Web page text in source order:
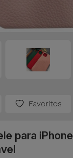
Favoritos
para iPhone